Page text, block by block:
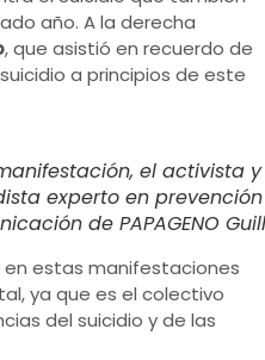
año. A la derecha
, que asistió en recuerdo de
a principios de este
el activista
experto en
de PAPAGENO
en estas manifestaciones
ya que es el colectivo
del suicidio y de las